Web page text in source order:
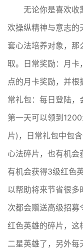
无论你是喜欢收
欢操纵精神与意志的
套心法培养对象，
取。日常奖励：月
点的月卡奖励，并根
常礼包：每日登陆
第一天可以领到
片)，日常礼包中包
心法碎片，也有机
有机会获得3级红色
以帮助将来节省很
次都会赠送高级招
红色英雄的碎片，这
二星英雄了，另外每